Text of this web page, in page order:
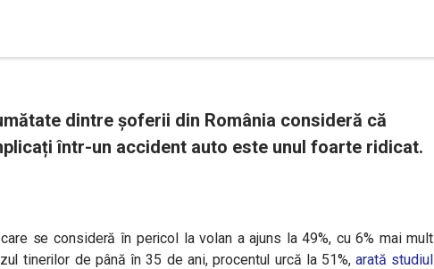
dintre șoferii din România consideră că
într-un accident auto este unul foarte ridicat.
se consideră în pericol la volan a ajuns la 49%, cu 6% mai mult
tinerilor de până în 35 de ani, procentul urcă la 51%,arată studiul